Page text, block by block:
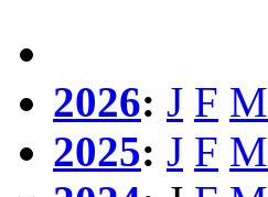
2026: J F M
2025: J F M